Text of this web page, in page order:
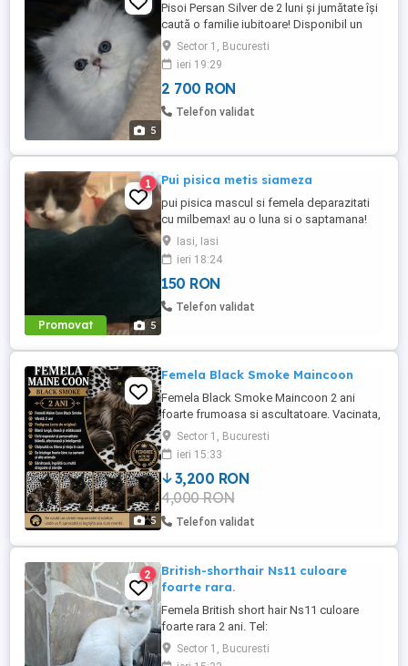
5
Pisoi Persan Silver de 2 luni și jumătate își
caută o familie iubitoare! Disponibil un
superb pui de Pisică persană Silver, în
vârstă de 2 luni și jumătate, crescut cu
multă grijă și atenție. Vaccinat conform
vârstei Deparazitat intern și extern Carnet
de sănătate Are o blăniță Silver
Sector 1, Bucuresti
ieri 19:29
2 700 RON
Telefon validat
Promovat 5
1 Pui pisica metis siameza
pui pisica mascul si femela deparazitati
cu milbemax! au o luna si o saptamana!
Iasi, Iasi
ieri 18:24
150 RON
Telefon validat
5
Femela Black Smoke Maincoon
Femela Black Smoke Maincoon 2 ani
foarte frumoasa si ascultatoare. Vacinata,
deparazitata cu Pedigree. Pentru
companie
Sector 1, Bucuresti
ieri 15:33
3,200 RON
4,000 RON
Telefon validat
2
British-shorthair Ns11 culoare
foarte rara.
Femela British short hair Ns11 culoare
foarte rara 2 ani. Tel:
Sector 1, Bucuresti